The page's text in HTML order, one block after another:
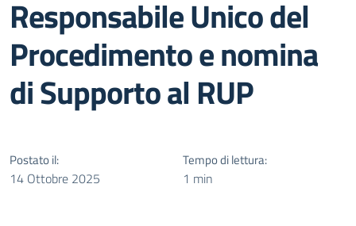
Responsabile Unico del
Procedimento e nomina
di Supporto al RUP
Postato il:
14 Ottobre 2025
Tempo di lettura:
1 min